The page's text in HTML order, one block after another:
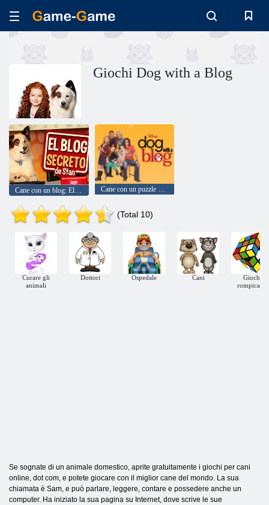
Giochi Dog with a Blog
Cane con un blog: El Blog Secreto De Stan Cane con un puzzle di blog
(Total 10)
Curare gli
animali
Dottori Ospedale Cani
Giochi
rompicapo
Se sognate di un animale domestico, aprite gratuitamente i giochi per cani
online, dot com, e potete giocare con il miglior cane del mondo. La sua
chiamata è Sam, e può parlare, leggere, contare e possedere anche un
computer. Ha iniziato la sua pagina su Internet, dove scrive le sue